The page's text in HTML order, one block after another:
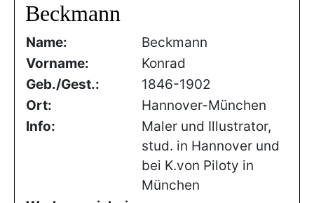
Beckmann
Name:
Beckmann
Vorname:
Konrad
Geb./Gest.:
1846-1902
Ort:
Hannover-München
Info:
Maler und Illustrator,
stud. in Hannover und
bei K.von Piloty in
München